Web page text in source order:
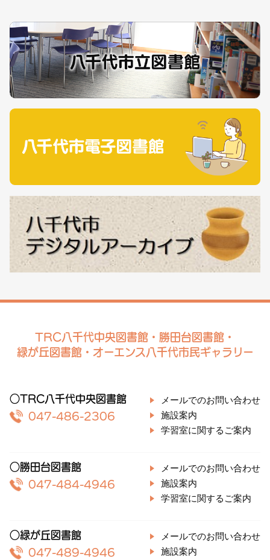
TRC八千代中央図書館・勝田台図書館・
緑が丘図書館・オーエンス八千代市民ギャラリー
○TRC八千代中央図書館
047-486-2306
メールでのお問い合わせ
施設案内
学習室に関するご案内
○勝田台図書館
047-484-4946
メールでのお問い合わせ
施設案内
学習室に関するご案内
○緑が丘図書館
047-489-4946
メールでのお問い合わせ
施設案内